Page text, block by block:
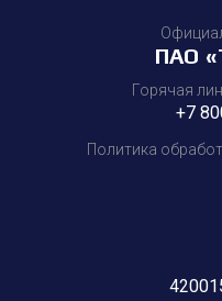
ПАО
Горячая
+7
Политика